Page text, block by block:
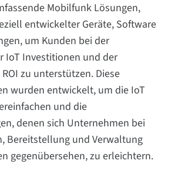
Mobilfunk Lösungen,
entwickelter Geräte, Software
um Kunden bei der
IoT Investitionen und der
zu unterstützen. Diese
wurden entwickelt, um die IoT
und die
denen sich Unternehmen bei
Bereitstellung und Verwaltung
gegenübersehen, zu erleichtern.